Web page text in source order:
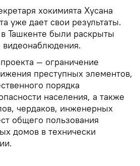
хокимията Хусана
уже дает свои результаты.
Ташкенте были раскрыты
видеонаблюдения.
— ограничение
преступных элементов,
порядка
населения, а также
чердаков, инженерных
общего пользования
домов в технически